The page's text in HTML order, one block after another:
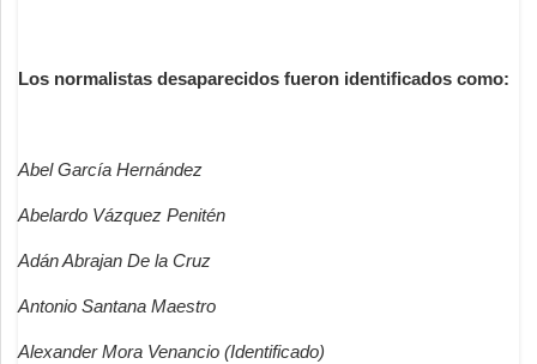
Los normalistas desaparecidos fueron identificados como:
Abel García Hernández
Abelardo Vázquez Penitén
Adán Abrajan De la Cruz
Antonio Santana Maestro
Alexander Mora Venancio (Identificado)